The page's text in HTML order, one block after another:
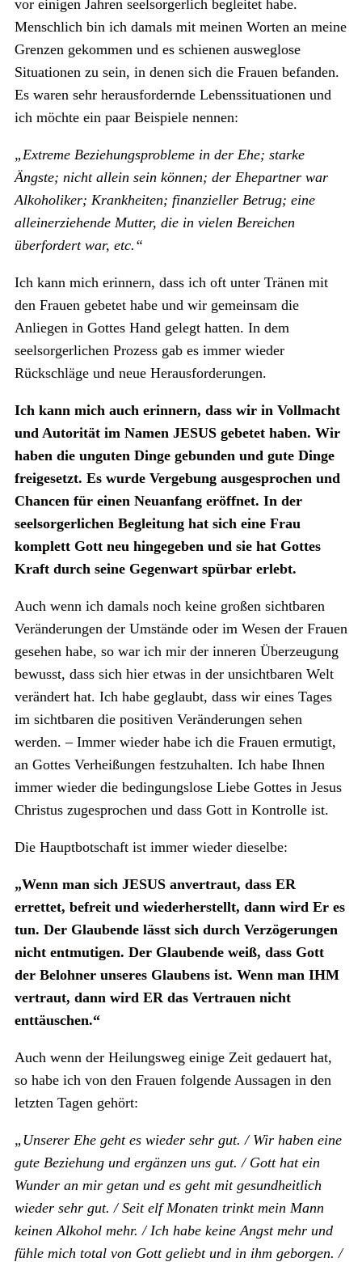
vor einigen Jahren seelsorgerlich begleitet habe.
Menschlich bin ich damals mit meinen Worten an meine
Grenzen gekommen und es schienen ausweglose
Situationen zu sein, in denen sich die Frauen befanden.
Es waren sehr herausfordernde Lebenssituationen und
ich möchte ein paar Beispiele nennen:
„Extreme Beziehungsprobleme in der Ehe; starke
Ängste; nicht allein sein können; der Ehepartner war
Alkoholiker; Krankheiten; finanzieller Betrug; eine
alleinerziehende Mutter, die in vielen Bereichen
überfordert war, etc.“
Ich kann mich erinnern, dass ich oft unter Tränen mit
den Frauen gebetet habe und wir gemeinsam die
Anliegen in Gottes Hand gelegt hatten. In dem
seelsorgerlichen Prozess gab es immer wieder
Rückschläge und neue Herausforderungen.
Ich kann mich auch erinnern, dass wir in Vollmacht
und Autorität im Namen JESUS gebetet haben. Wir
haben die unguten Dinge gebunden und gute Dinge
freigesetzt. Es wurde Vergebung ausgesprochen und
Chancen für einen Neuanfang eröffnet. In der
seelsorgerlichen Begleitung hat sich eine Frau
komplett Gott neu hingegeben und sie hat Gottes
Kraft durch seine Gegenwart spürbar erlebt.
Auch wenn ich damals noch keine großen sichtbaren
Veränderungen der Umstände oder im Wesen der Frauen
gesehen habe, so war ich mir der inneren Überzeugung
bewusst, dass sich hier etwas in der unsichtbaren Welt
verändert hat. Ich habe geglaubt, dass wir eines Tages
im sichtbaren die positiven Veränderungen sehen
werden. – Immer wieder habe ich die Frauen ermutigt,
an Gottes Verheißungen festzuhalten. Ich habe Ihnen
immer wieder die bedingungslose Liebe Gottes in Jesus
Christus zugesprochen und dass Gott in Kontrolle ist.
Die Hauptbotschaft ist immer wieder dieselbe:
„Wenn man sich JESUS anvertraut, dass ER
errettet, befreit und wiederherstellt, dann wird Er es
tun. Der Glaubende lässt sich durch Verzögerungen
nicht entmutigen. Der Glaubende weiß, dass Gott
der Belohner unseres Glaubens ist. Wenn man IHM
vertraut, dann wird ER das Vertrauen nicht
enttäuschen.“
Auch wenn der Heilungsweg einige Zeit gedauert hat,
so habe ich von den Frauen folgende Aussagen in den
letzten Tagen gehört:
„Unserer Ehe geht es wieder sehr gut. / Wir haben eine
gute Beziehung und ergänzen uns gut. / Gott hat ein
Wunder an mir getan und es geht mit gesundheitlich
wieder sehr gut. / Seit elf Monaten trinkt mein Mann
keinen Alkohol mehr. / Ich habe keine Angst mehr und
fühle mich total von Gott geliebt und in ihm geborgen. /